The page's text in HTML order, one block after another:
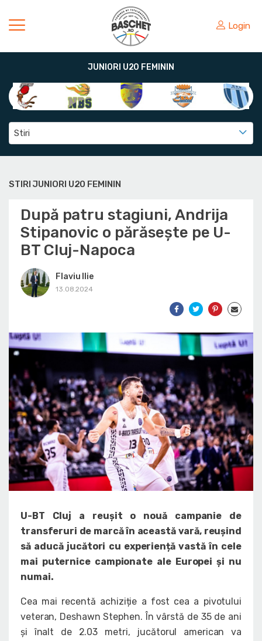
Login
JUNIORI U20 FEMININ
Stiri
STIRI JUNIORI U20 FEMININ
După patru stagiuni, Andrija
Stipanovic o părăsește pe U-
BT Cluj-Napoca
Flaviu Ilie
13.08.2024
U-BT Cluj a reușit o nouă campanie de
transferuri de marcă în această vară, reușind
să aducă jucători cu experiență vastă în cele
mai puternice campionate ale Europei și nu
numai.
Cea mai recentă achiziție a fost cea a pivotului
veteran, Deshawn Stephen. În vârstă de 35 de ani
și înalt de 2.03 metri, jucătorul american va